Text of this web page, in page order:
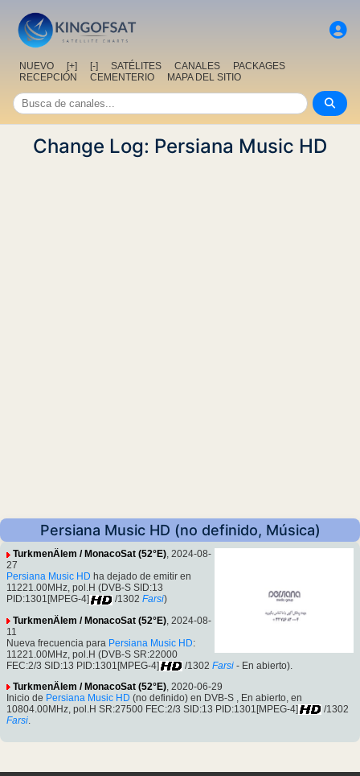
NUEVO [+] [-] SATÉLITES CANALES
PACKAGES
RECEPCIÓN
CEMENTERIO MAPA DEL SITIO
Change Log: Persiana Music HD
Persiana Music HD (no definido, Música)
TurkmenÄlem / MonacoSat (52°E), 2024-08-
27
Persiana Music HD ha dejado de emitir en
11221.00MHz, pol.H (DVB-S SID:13
PID:1301[MPEG-4]
/1302 Farsi)
TurkmenÄlem / MonacoSat (52°E) , 2024-08-
11
Nueva frecuencia para Persiana Music HD:
11221.00MHz, pol.H (DVB-S SR:22000
FEC:2/3 SID:13 PID:1301[MPEG-4]
/1302 Farsi - En abierto).
TurkmenÄlem / MonacoSat (52°E), 2020-06-29
Inicio de Persiana Music HD (no definido) en DVB-S , En abierto, en
10804.00MHz, pol.H SR:27500 FEC:2/3 SID:13 PID:1301[MPEG-4]
/1302
Farsi.